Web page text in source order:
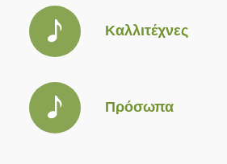
Καλλιτέχνες
Πρόσωπα